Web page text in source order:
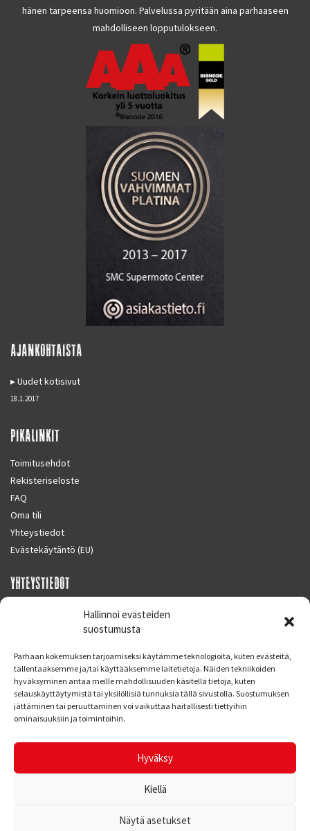
Hallinnoi evästeiden
suostumusta
Parhaan kokemuksen tarjoamiseksi käytämme teknologioita, kuten evästeitä,
tallentaaksemme ja/tai käyttääksemme laitetietoja. Näiden tekniikoiden
hyväksyminen antaa meille mahdollisuuden käsitellä tietoja, kuten
selauskäyttäytymistä tai yksilöllisiä tunnuksia tällä sivustolla. Suostumuksen
jättäminen tai peruuttaminen voi vaikuttaa haitallisesti tiettyihin
ominaisuuksiin ja toimintoihin.
Hyväksy
Kiellä
Näytä asetukset
hänen tarpeensa huomioon. Palvelussa pyritään aina parhaaseen
mahdolliseen lopputulokseen.
AJANKOHTAISTA
Uudet kotisivut
18.1.2017
PIKALINKIT
Toimitusehdot
Rekisteriseloste
FAQ
Oma tili
Yhteystiedot
Evästekäytäntö (EU)
YHTEYSTIEDOT
SUPERMOTO CENTER
Finland
Puh. 09 221 7088
info at supermotocenter.fi
Maanantai - Tiistai 09.00 - 17.00